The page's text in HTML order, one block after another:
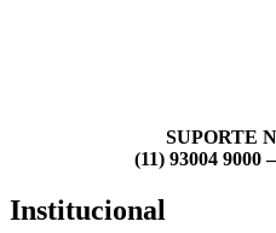
SUPORTE
(11) 93004 9000
Institucional